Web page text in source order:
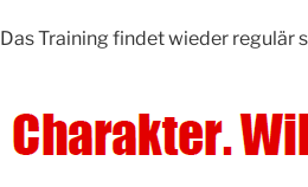
Das Training findet wieder regulär